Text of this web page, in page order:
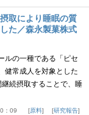
取により睡眠の質
た／森永製菓株式
ルの一種である「ピセ
健常成人を対象とした
続摂取することで、睡
：09 原料 研究報告